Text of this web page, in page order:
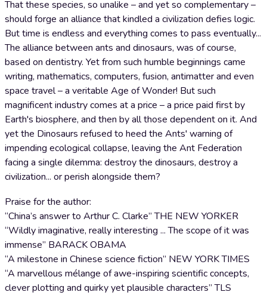
That these species, so unalike – and yet so complementary –
should forge an alliance that kindled a civilization defies logic.
But time is endless and everything comes to pass eventually...
The alliance between ants and dinosaurs, was of course,
based on dentistry. Yet from such humble beginnings came
writing, mathematics, computers, fusion, antimatter and even
space travel – a veritable Age of Wonder! But such
magnificent industry comes at a price – a price paid first by
Earth's biosphere, and then by all those dependent on it. And
yet the Dinosaurs refused to heed the Ants' warning of
impending ecological collapse, leaving the Ant Federation
facing a single dilemma: destroy the dinosaurs, destroy a
civilization... or perish alongside them?
Praise for the author:
“China’s answer to Arthur C. Clarke” THE NEW YORKER
“Wildly imaginative, really interesting ... The scope of it was
immense” BARACK OBAMA
“A milestone in Chinese science fiction” NEW YORK TIMES
“A marvellous mélange of awe-inspiring scientific concepts,
clever plotting and quirky yet plausible characters” TLS